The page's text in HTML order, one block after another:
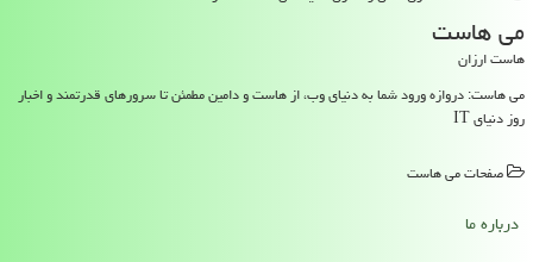
می هاست
هاست ارزان
می هاست: دروازه ورود شما به دنیای وب، از هاست و دامین مطمئن تا سرورهای قدرتمند و اخبار
روز دنیای IT
صفحات می هاست
درباره ما